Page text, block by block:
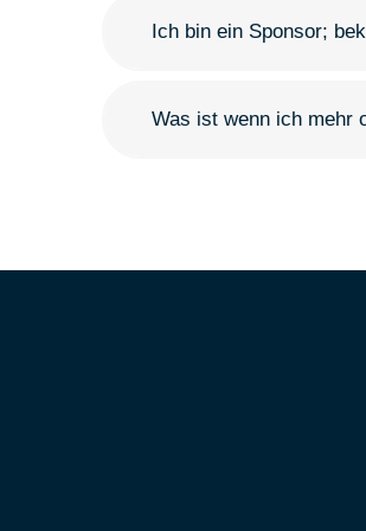
Ich bin ein Sponsor;
Was ist wenn ich mehr